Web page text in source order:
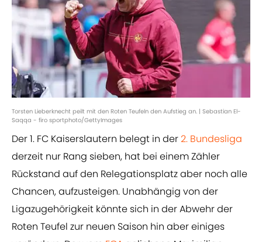
Torsten Lieberknecht peilt mit den Roten Teufeln den Aufstieg an. | Sebastian El-
Saqqa - firo sportphoto/GettyImages
Der 1. FC Kaiserslautern belegt in der2. Bundesliga
derzeit nur Rang sieben, hat bei einem Zähler
Rückstand auf den Relegationsplatz aber noch alle
Chancen, aufzusteigen. Unabhängig von der
Ligazugehörigkeit könnte sich in der Abwehr der
Roten Teufel zur neuen Saison hin aber einiges